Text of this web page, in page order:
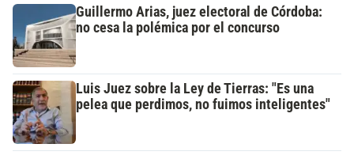
Guillermo Arias, juez electoral de Córdoba:
no cesa la polémica por el concurso
Luis Juez sobre la Ley de Tierras: "Es una
pelea que perdimos, no fuimos inteligentes"